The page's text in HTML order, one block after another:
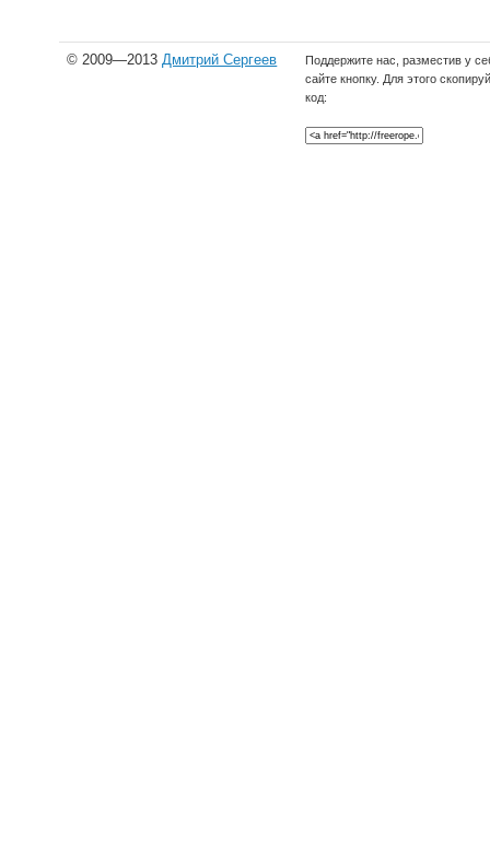
© 2009—2013 Дмитрий Сергеев
Поддержите нас, разместив у
сайте кнопку. Для этого
код: